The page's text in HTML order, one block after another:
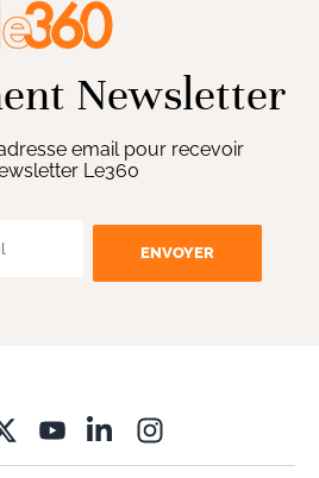
Newsletter
email pour recevoir
Le360
ENVOYER